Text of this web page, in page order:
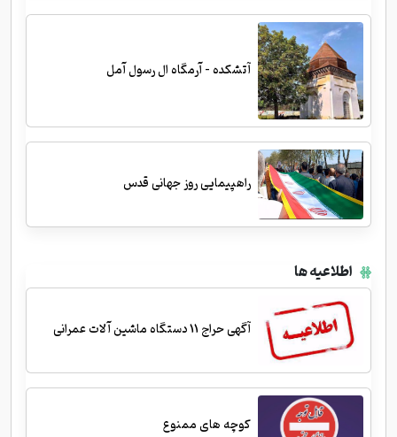
آتشکده - آرمگاه ال رسول آمل
راهپیمایی روز جهانی قدس
اطلاعیه ها
آگهی حراج 11 دستگاه ماشین آلات عمرانی
کوچه های ممنوع